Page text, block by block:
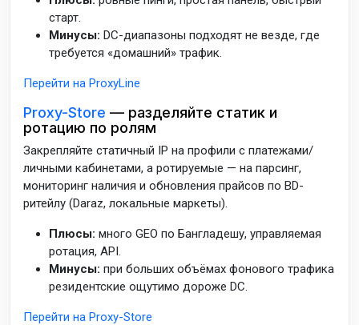
старт.
Минусы: DC-диапазоны подходят не везде, где
требуется «домашний» трафик.
Перейти на ProxyLine
Proxy-Store — разделяйте статик и
ротацию по ролям
Закрепляйте статичный IP на профили с платежами/
личными кабинетами, а ротируемые — на парсинг,
мониторинг наличия и обновления прайсов по BD-
ритейлу (Daraz, локальные маркеты).
Плюсы: много GEO по Бангладешу, управляемая
ротация, API.
Минусы: при больших объёмах фонового трафика
резидентские ощутимо дороже DC.
Перейти на Proxy-Store